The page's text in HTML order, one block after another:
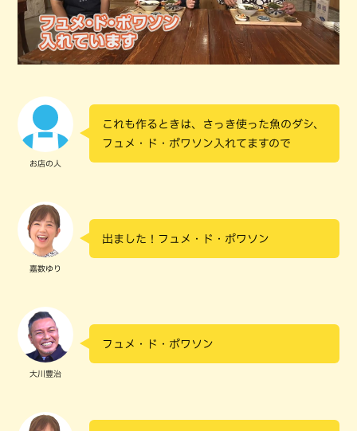
お店の人
これも作るときは、さっき使った魚のダシ、
フュメ・ド・ポワソン入れてますので
嘉数ゆり
出ました！フュメ・ド・ポワソン
大川豊治
フュメ・ド・ポワソン